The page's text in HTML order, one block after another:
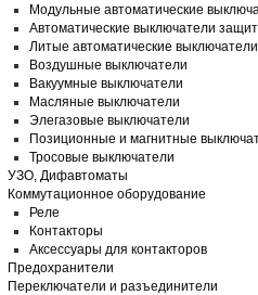
Модульные автоматические
Автоматические выключатели
Литые автоматические
Воздушные выключатели
Вакуумные выключатели
Масляные выключатели
Элегазовые выключатели
Позиционные и магнитные
Тросовые выключатели
УЗО, Дифавтоматы
Коммутационное оборудование
Реле
Контакторы
Аксессуары для контакторов
Предохранители
Переключатели и разъединители